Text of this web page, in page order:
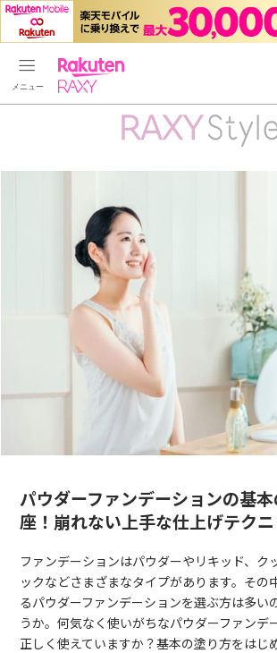
Rakuten
パウダーファンデーションの基
座！崩れない上手な仕上げテク
ファンデーションはパウダーやリキッド、ク
ックなどさまざまなタイプがあります。その
るパウダーファンデーションを選ぶ方は多い
うか。何気なく使いがちなパウダーファンデ
正しく使えていますか？基本の塗り方をはじ